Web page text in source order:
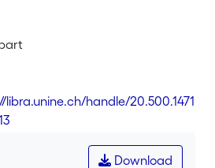
libra.unine.ch/handle/20.500.1471
Download